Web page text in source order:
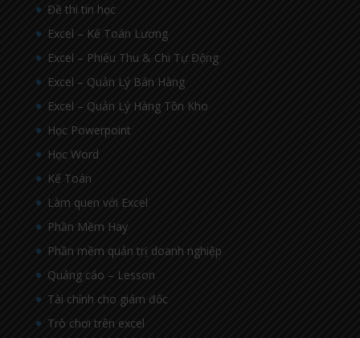
Đề thi tin học
Excel – Kế Toán Lương
Excel – Phiếu Thu & Chi Tự Động
Excel – Quản Lý Bán Hàng
Excel – Quản Lý Hàng Tồn Kho
Học Powerpoint
Học Word
Kế Toán
Làm quen với Excel
Phần Mềm Hay
Phần mềm quản trị doanh nghiệp
Quảng cáo – Lesson
Tài chính cho giám đốc
Trò chơi trên excel